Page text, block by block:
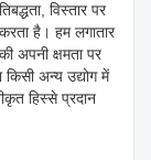
विस्तार पर
है। हम लगातार
अपनी क्षमता पर
अन्य उद्योग में
हिस्से प्रदान